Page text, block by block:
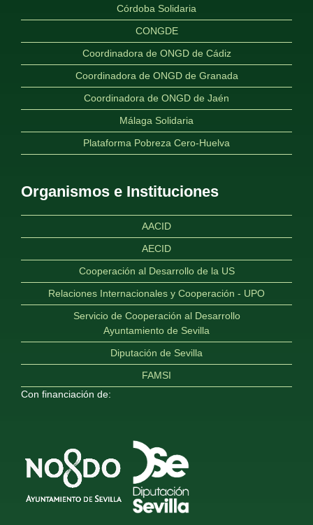
Córdoba Solidaria
CONGDE
Coordinadora de ONGD de Cádiz
Coordinadora de ONGD de Granada
Coordinadora de ONGD de Jaén
Málaga Solidaria
Plataforma Pobreza Cero-Huelva
Organismos e Instituciones
AACID
AECID
Cooperación al Desarrollo de la US
Relaciones Internacionales y Cooperación - UPO
Servicio de Cooperación al Desarrollo
Ayuntamiento de Sevilla
Diputación de Sevilla
FAMSI
Con financiación de: